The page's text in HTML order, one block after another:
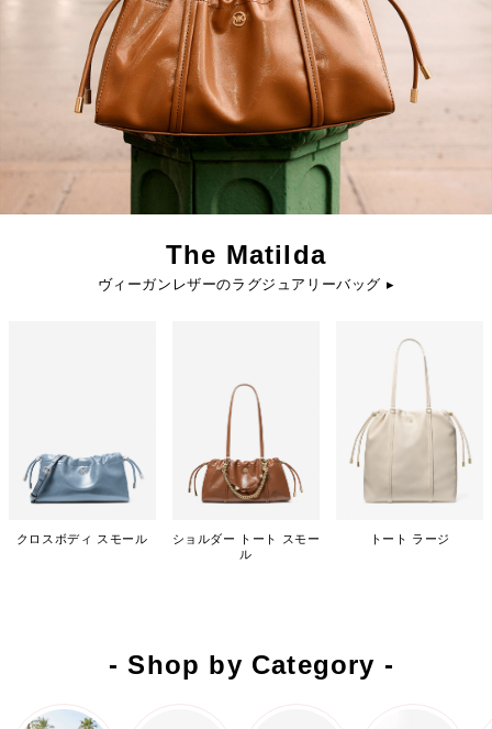
The Matilda
ヴィーガンレザーのラグジュアリーバッグ ▸
クロスボディ スモール
ショルダー トート スモー
ル
トート ラージ
- Shop by Category -